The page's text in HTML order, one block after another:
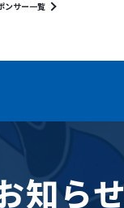
ンサー一覧
知ら